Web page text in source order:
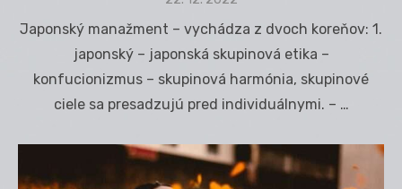
Japonský manažment – vychádza z dvoch koreňov: 1.
japonský – japonská skupinová etika –
konfucionizmus – skupinová harmónia, skupinové
ciele sa presadzujú pred individuálnymi. – …